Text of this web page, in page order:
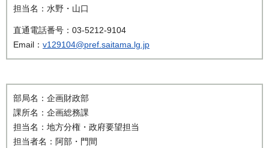
担当名：水野・山口
直通電話番号：03-5212-9104
Email： v129104@pref.saitama.lg.jp
部局名：企画財政部
課所名：企画総務課
担当名：地方分権・政府要望担当
担当者名：阿部・門間